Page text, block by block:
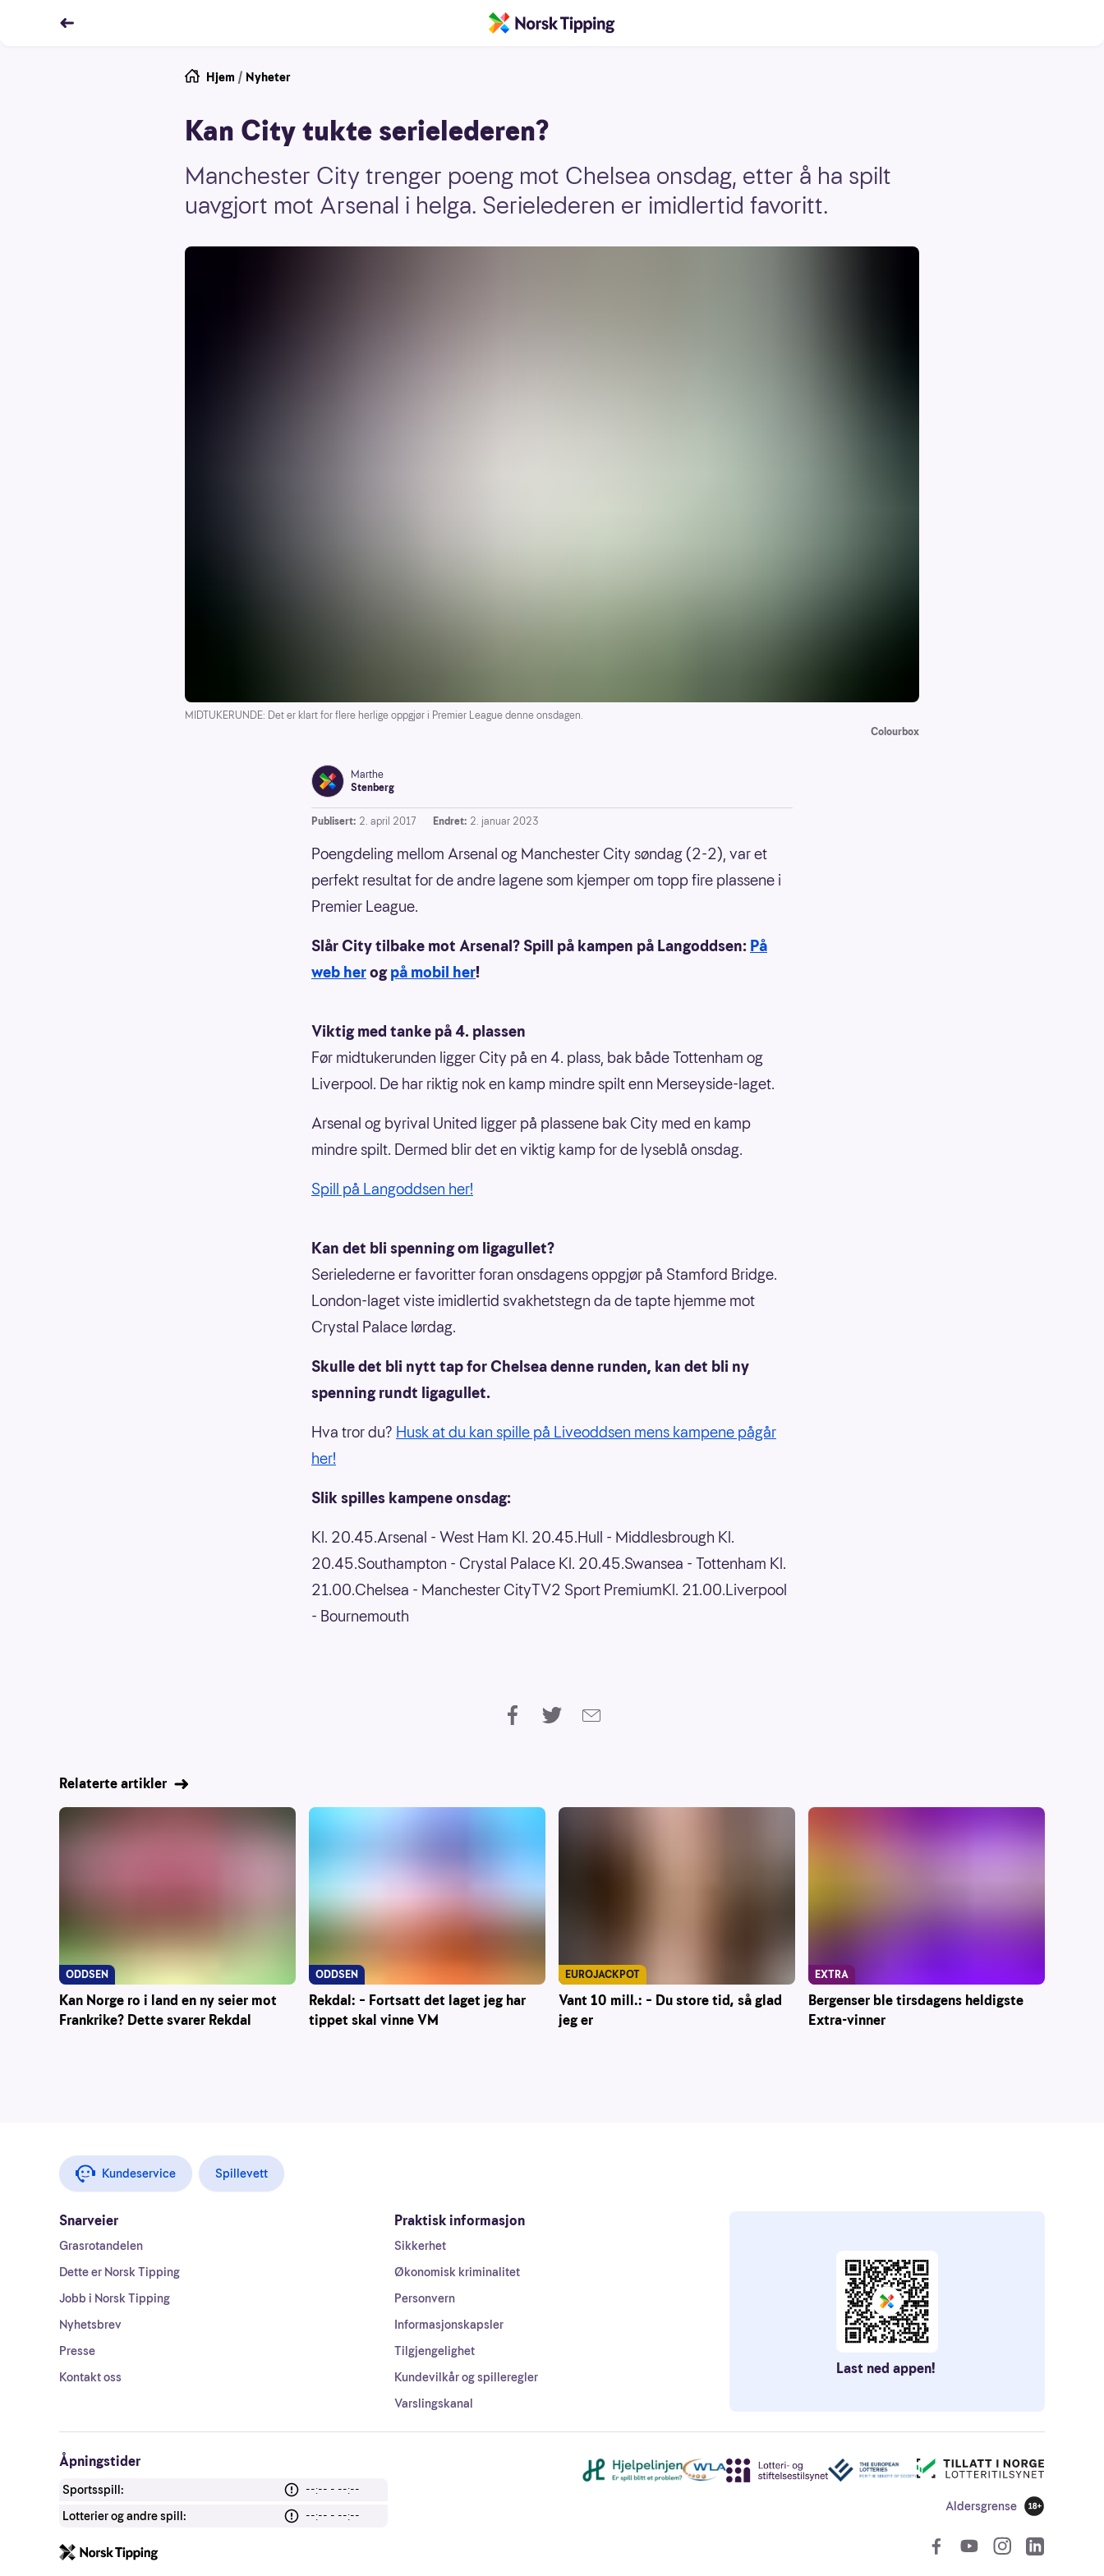
Hjem / Nyheter
Kan City tukte serielederen?
Manchester City trenger poeng mot Chelsea onsdag, etter å ha spilt
uavgjort mot Arsenal i helga. Serielederen er imidlertid favoritt.
MIDTUKERUNDE: Det er klart for flere herlige oppgjør i Premier League denne onsdagen.
Colourbox
Marthe
Stenberg
Publisert: 2. april 2017 Endret: 2. januar 2023
Poengdeling mellom Arsenal og Manchester City søndag (2-2), var et
perfekt resultat for de andre lagene som kjemper om topp fire plassene i
Premier League.
Slår City tilbake mot Arsenal? Spill på kampen på Langoddsen: På
web herogpå mobil her!
Viktig med tanke på 4. plassen
Før midtukerunden ligger City på en 4. plass, bak både Tottenham og
Liverpool. De har riktig nok en kamp mindre spilt enn Merseyside-laget.
Arsenal og byrival United ligger på plassene bak City med en kamp
mindre spilt. Dermed blir det en viktig kamp for de lyseblå onsdag.
Spill på Langoddsen her!
Kan det bli spenning om ligagullet?
Serielederne er favoritter foran onsdagens oppgjør på Stamford Bridge.
London-laget viste imidlertid svakhetstegn da de tapte hjemme mot
Crystal Palace lørdag.
Skulle det bli nytt tap for Chelsea denne runden, kan det bli ny
spenning rundt ligagullet.
Hva tror du? Husk at du kan spille på Liveoddsen mens kampene pågår
her!
Slik spilles kampene onsdag:
Kl. 20.45.Arsenal - West Ham Kl. 20.45.Hull - Middlesbrough Kl.
20.45.Southampton - Crystal Palace Kl. 20.45.Swansea - Tottenham Kl.
21.00.Chelsea - Manchester CityTV2 Sport PremiumKl. 21.00.Liverpool
- Bournemouth
Relaterte artikler
Kan Norge ro i land en ny seier mot
Frankrike? Dette svarer Rekdal
ODDSEN
Rekdal: – Fortsatt det laget jeg har
tippet skal vinne VM
ODDSEN
Vant 10 mill.: – Du store tid, så glad
jeg er
EUROJACKPOT
Bergenser ble tirsdagens heldigste
Extra-vinner
EXTRA
Kundeservice Spillevett
Snarveier
Grasrotandelen
Dette er Norsk Tipping
Jobb i Norsk Tipping
Nyhetsbrev
Presse
Kontakt oss
Praktisk informasjon
Sikkerhet
Økonomisk kriminalitet
Personvern
Informasjonskapsler
Tilgjengelighet
Kundevilkår og spilleregler
Varslingskanal
Last ned appen!
Åpningstider
Sportsspill:
--:-- - --:--
Lotterier og andre spill:
--:-- - --:--
Aldersgrense
18 år